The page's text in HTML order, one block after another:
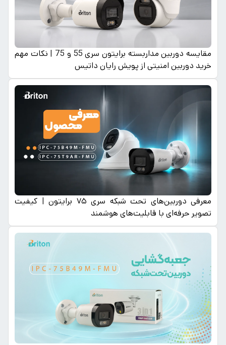
مقایسه دوربین مداربسته برایتون سری 55 و 75 | نکات مهم
خرید دوربین امنیتی از پویش رایان داتیس
معرفی دوربین‌های تحت شبکه سری ۷۵ برایتون | کیفیت
تصویر حرفه‌ای با قابلیت‌های هوشمند